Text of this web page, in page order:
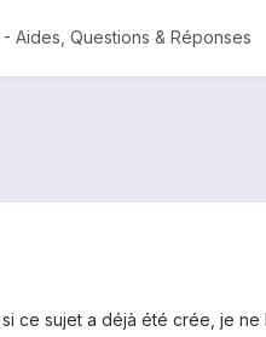
Aides, Questions & Réponses
ce sujet a déjà été crée, je